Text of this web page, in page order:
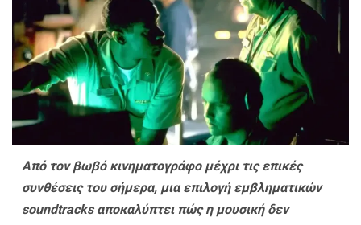
Από τον βωβό κινηματογράφο μέχρι τις επικές
συνθέσεις του σήμερα, μια επιλογή εμβληματικών
soundtracks αποκαλύπτει πώς η μουσική δεν